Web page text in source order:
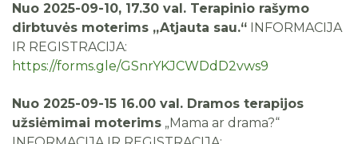
Nuo 2025-09-10, 17.30 val. Terapinio rašymo
dirbtuvės moterims „Atjauta sau.“ INFORMACIJA
IR REGISTRACIJA:
https://forms.gle/GSnrYKJCWDdD2vws9
Nuo 2025-09-15 16.00 val. Dramos terapijos
užsiėmimai moterims „Mama ar drama?“